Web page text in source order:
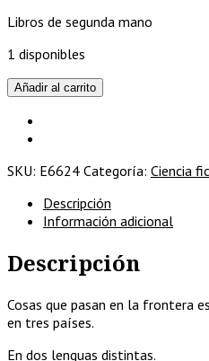
Libros de segunda mano
1 disponibles
Cosas
que
pasan
frontera
Añadir al carrito
SKU: E6624 Categoría: Ciencia
Descripción
Información adicional
Descripción
Cosas que pasan en la frontera
en tres países.
En dos lenguas distintas.